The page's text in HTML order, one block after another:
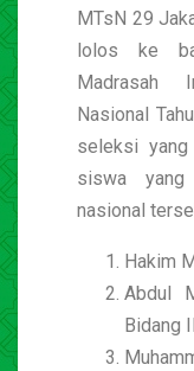
MTsN 29
lolos ke
Madrasah
Nasional
seleksi
siswa
nasional
Hakim
Abdul
Bidang